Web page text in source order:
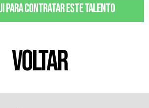
para contratar este talento
VOLTAR